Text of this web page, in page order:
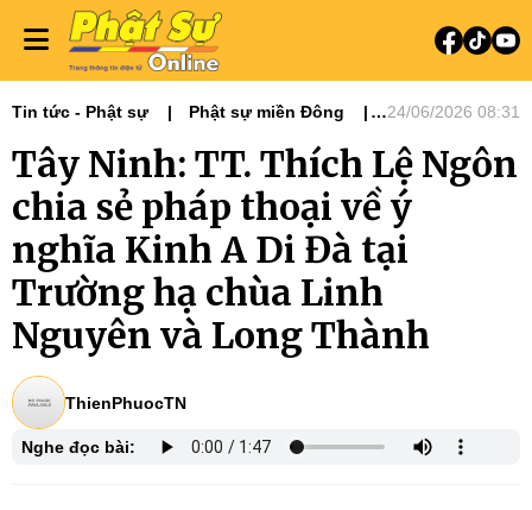
Tin tức - Phật sự
Phật sự miền Đông
24/06/2026 08:31
Tây Ninh: TT. Thích Lệ Ngôn
chia sẻ pháp thoại về ý
nghĩa Kinh A Di Đà tại
Trường hạ chùa Linh
Nguyên và Long Thành
ThienPhuocTN
Nghe đọc bài: